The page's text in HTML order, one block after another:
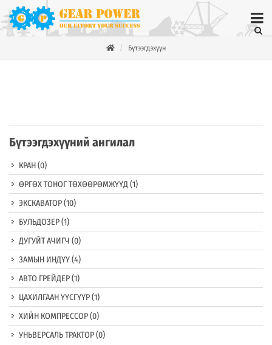
Бүтээгдэхүүн
Бүтээгдэхүүний ангилал
КРАН(0)
ӨРГӨХ ТОНОГ ТӨХӨӨРӨМЖҮҮД(1)
ЭКСКАВАТОР(10)
БУЛЬДОЗЕР(1)
ДУГУЙТ АЧИГЧ (0)
ЗАМЫН ИНДҮҮ(4)
АВТО ГРЕЙДЕР(1)
ЦАХИЛГААН ҮҮСГҮҮР(1)
ХИЙН КОМПРЕССОР(0)
УНЬВЕРСАЛЬ ТРАКТОР(0)